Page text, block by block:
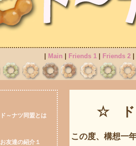
Main Friends 1 Friends 2
ド～ナツ同盟とは
お友達の紹介１
☆ ド
この度、構想一